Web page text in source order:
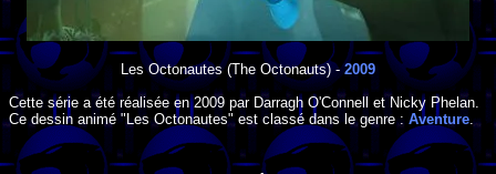
Les Octonautes(The Octonauts) -2009
Cette série a été réalisée en2009 par Darragh O'Connell et Nicky Phelan
Ce dessin animé "Les Octonautes" est classé dans le genre : Aventure .